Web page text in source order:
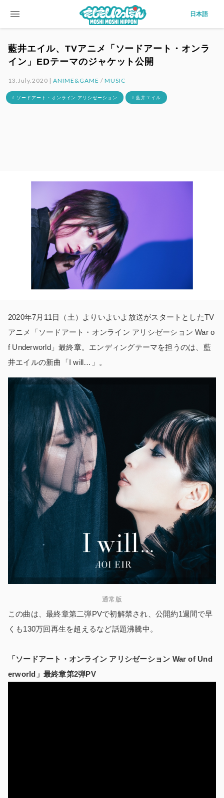
menu 日本語
藍井エイル、TVアニメ「ソードアート・オンラ
イン」EDテーマのジャケット公開
13.July.2020 |ANIME&GAME / MUSIC
# ソードアート・オンライン アリシゼーション # 藍井エイル
2020年7月11日（土）よりいよいよ放送がスタートとしたTV
アニメ「ソードアート・オンライン アリシゼーション War o
f Underworld」最終章。エンディングテーマを担うのは、藍
井エイルの新曲「I will…」。
通常版
この曲は、最終章第二弾PVで初解禁され、公開約1週間で早
くも130万回再生を超えるなど話題沸騰中。
「ソードアート・オンライン アリシゼーション War of Und
erworld」最終章第2弾PV